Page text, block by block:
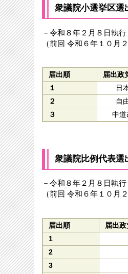
衆議院小選挙区
－令和８年２月８日執行
（前回 令和６年１０月
届出順 届出政
１
日
２
自
３
中道
衆議院比例代表
－令和８年２月８日執行
（前回 令和６年１０月
届出順 届出
1
2
3